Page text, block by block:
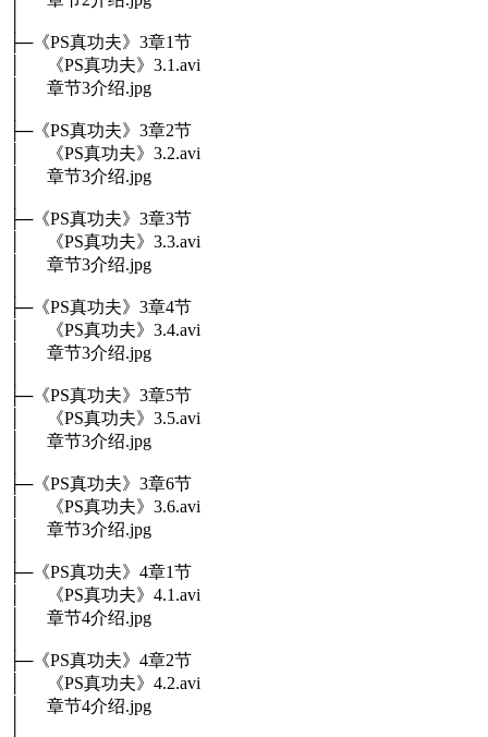
├─《PS真功夫》3章1节
│ 《PS真功夫》3.1.avi
│ 章节3介绍.jpg
├─《PS真功夫》3章2节
│ 《PS真功夫》3.2.avi
│ 章节3介绍.jpg
├─《PS真功夫》3章3节
│ 《PS真功夫》3.3.avi
│ 章节3介绍.jpg
├─《PS真功夫》3章4节
│ 《PS真功夫》3.4.avi
│ 章节3介绍.jpg
├─《PS真功夫》3章5节
│ 《PS真功夫》3.5.avi
│ 章节3介绍.jpg
├─《PS真功夫》3章6节
│ 《PS真功夫》3.6.avi
│ 章节3介绍.jpg
├─《PS真功夫》4章1节
│ 《PS真功夫》4.1.avi
│ 章节4介绍.jpg
├─《PS真功夫》4章2节
│ 《PS真功夫》4.2.avi
│ 章节4介绍.jpg